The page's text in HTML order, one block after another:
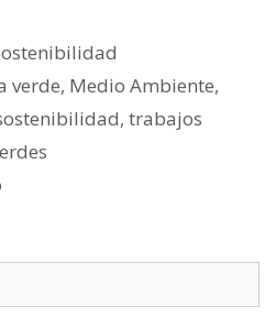
verde, Medio Ambiente,
, trabajos